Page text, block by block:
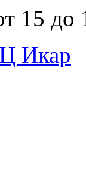
15 до
Икар